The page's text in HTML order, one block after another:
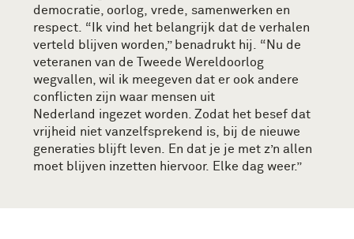
democratie, oorlog vrede
samenwerken en
respect
“ Ik vind het belangrijk dat de verhalen
verteld blijven worden ,” benadrukt hij “ Nu de
veteranen van de Tweede Wereldoorlog
wegvallen, wil ik meegeven dat er ook andere
conflicten zijn waar mensen uit
Nederland ingezet worden . Zodat het besef dat
vrijheid niet vanzelfsprekend is
bij de nieuwe
generaties blijft leven.
En dat je je met z’n allen
moet blijven inzetten hiervoor. Elke dag weer.”